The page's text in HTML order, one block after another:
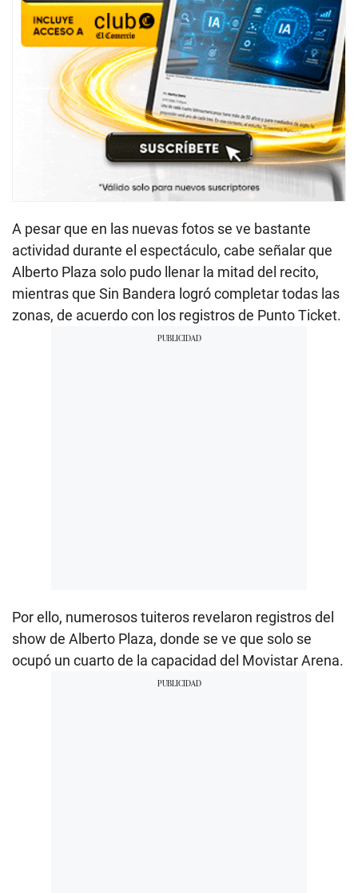
A pesar que en las nuevas fotos se ve bastante
actividad durante el espectáculo, cabe señalar que
Alberto Plaza solo pudo llenar la mitad del recito,
mientras que Sin Bandera logró completar todas las
zonas, de acuerdo con los registros de Punto Ticket.
Por ello, numerosos tuiteros revelaron registros del
show de Alberto Plaza, donde se ve que solo se
ocupó un cuarto de la capacidad del Movistar Arena.